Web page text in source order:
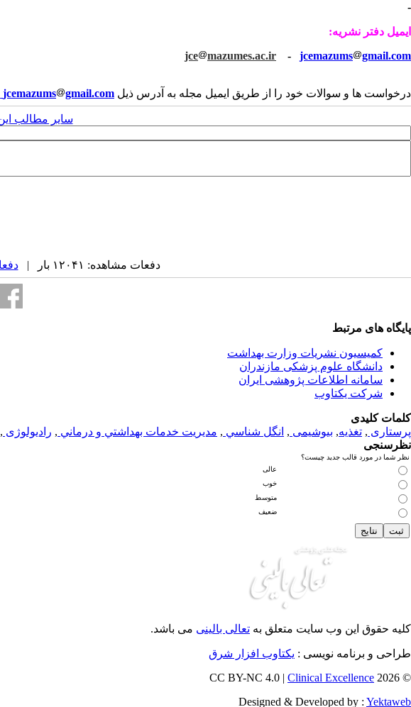
-
ایمیل دفتر نشریه:
jce
mazumes.ac.ir - jcemazums gmail.com
درخواست ها و سوالات خود را از طریق ایمیل مجله به آدرس ذیل jcemazums gmail.com
سایر مطالب
دفعات مشاهده: ۱۲۰۴۱ بار |
پایگاه های مرتبط
کمیسیون نشریات وزارت بهداشت
دانشگاه علوم پزشکی مازندران
سامانه اطلاعات پژوهشی ایران
شرکت یکتاوب
کلمات کلیدی
پرستاری , تغذيه, بیوشیمی , انگل شناسي , مديريت خدمات بهداشتي و درماني , رادیولوژی ,
نظرسنجی
نظر شما در مورد قالب جدید چیست؟
عالی
خوب
متوسط
ضعیف
کلیه حقوق این وب سایت متعلق به تعالی بالینی می باشد.
طراحی و برنامه نویسی : یکتاوب افزار شرق
© 2026 CC BY-NC 4.0 |
Clinical Excellence
Designed & Developed by : Yektaweb